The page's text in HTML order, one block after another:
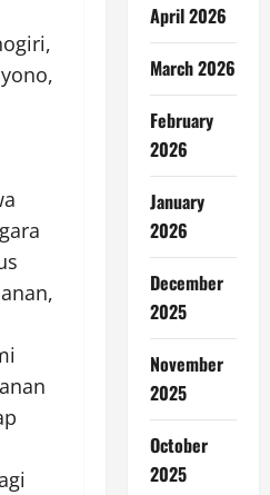
April 2026
March 2026
February
2026
January
2026
December
2025
November
2025
October
2025